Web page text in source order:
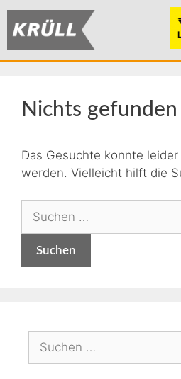
Nichts gefunden
Das Gesuchte konnte
werden. Vielleicht hilft die